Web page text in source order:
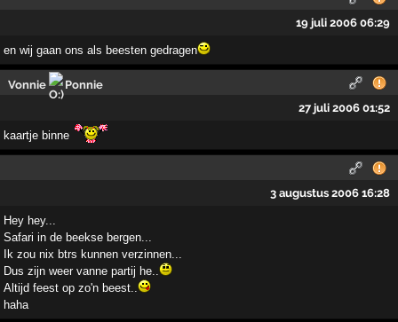
19 juli 2006 06:29
en wij gaan ons als beesten gedragen
Vonnie
Ponnie
27 juli 2006 01:52
kaartje binne
3 augustus 2006 16:28
Hey hey...
Safari in de beekse bergen...
Ik zou nix btrs kunnen verzinnen...
Dus zijn weer vanne partij he..
Altijd feest op zo'n beest..
haha